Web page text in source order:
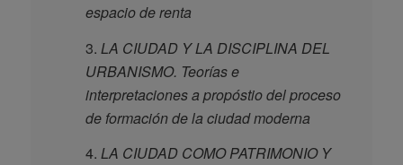
espacio de renta
3. LA CIUDAD Y LA DISCIPLINA DEL
URBANISMO. Teorías e
interpretaciones a propóstio del proceso
de formación de la ciudad moderna
4. LA CIUDAD COMO PATRIMONIO Y